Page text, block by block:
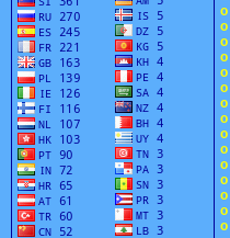
o
o
o
o
o
o
o
o
o
o
o
o
o
o
o